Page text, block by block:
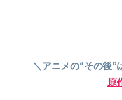
＼アニメの“その後”
原